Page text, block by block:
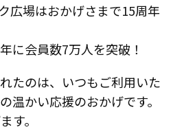
広場はおかげさまで15周年
に会員数7万人を突破！
たのは、いつもご利用いた
温かい応援のおかげです。
す。